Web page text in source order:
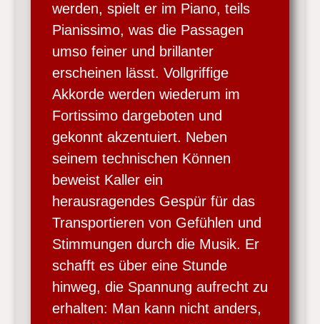
werden, spielt er im Piano, teils
Pianissimo, was die Passagen
umso feiner und brillanter
erscheinen lässt. Vollgriffige
Akkorde werden wiederum im
Fortissimo dargeboten und
gekonnt akzentuiert. Neben
seinem technischen Können
beweist Kaller ein
herausragendes Gespür für das
Transportieren von Gefühlen und
Stimmungen durch die Musik. Er
schafft es über eine Stunde
hinweg, die Spannung aufrecht zu
erhalten: Man kann nicht anders,